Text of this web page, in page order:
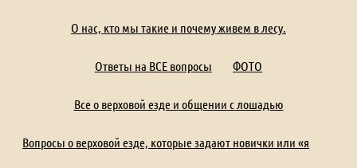
О нас, кто мы такие и почему живем в лесу.
Ответы на ВСЕ вопросы ФОТО
Все о верховой езде и общении с лошадью
Вопросы о верховой езде, которые задают новички или «я